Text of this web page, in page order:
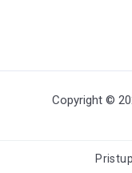
Copyright ©